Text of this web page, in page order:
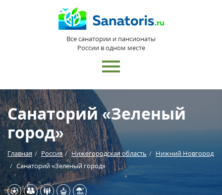
Все санатории и пансионаты
России в одном месте
Санаторий «Зеленый
город»
Главная Россия Нижегородская область
Нижний Новгород
Санаторий «Зеленый город»